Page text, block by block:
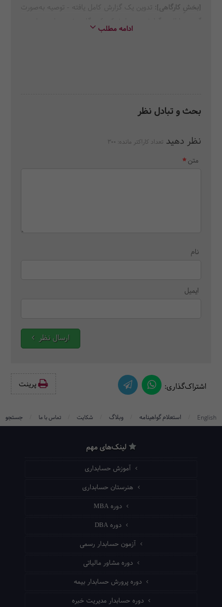
[بخشِ کارگاهی ]: تدوین یک گزارش کامل یافته - توصیه به‌صورت
ارائه‌ی گزارش به کمیته‌ی حسابرسی و هیئت‌مدیره
ادامه مطلب
بحث و تبادل نظر
نظر دهید تعداد کاراکتر مانده: 300
متن
نام
ایمیل
ارسال نظر
اشتراک‌گذاری: پرینت‌
English استعلام گواهینامه وبلاگ شکایت تماس با ما جستجو
لینک‌های مهم
آموزش حسابداری
هنرستان حسابداری
دوره MBA
دوره DBA
آزمون حسابدار رسمی
دوره مشاور مالیاتی
دوره پرورش حسابدار بیمه
دوره حسابدار مدیریت خبره